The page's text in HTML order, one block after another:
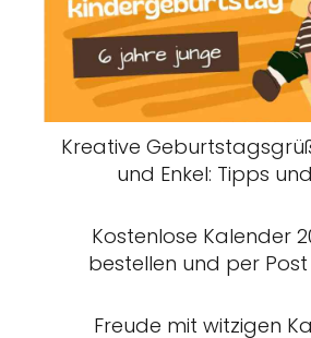
Kreative
und Enkel: Tipps
Kostenlose Kalender
bestellen und per
Freude mit witzigen